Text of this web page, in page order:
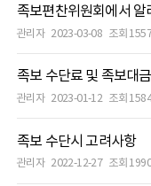
족보편찬위원회에서
관리자 2023-03-08 조회 1557
족보 수단료 및 족보대
관리자 2023-01-12 조회 1584
족보 수단시 고려사항
관리자 2022-12-27 조회 1990